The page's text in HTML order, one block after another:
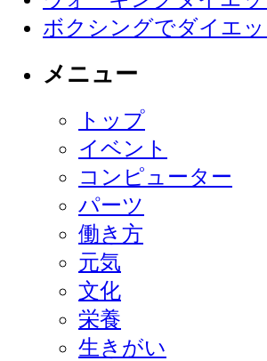
ボクシングでダイエッ
メニュー
トップ
イベント
コンピューター
パーツ
働き方
元気
文化
栄養
生きがい